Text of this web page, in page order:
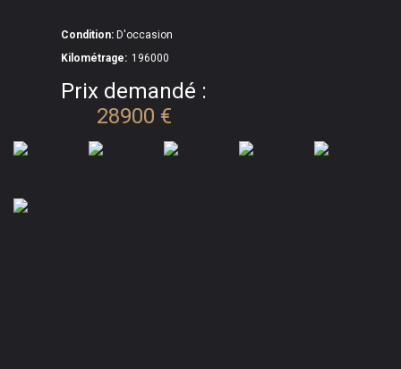
Condition: D'occasion
Kilométrage: 196000
Prix demandé :
28900 €